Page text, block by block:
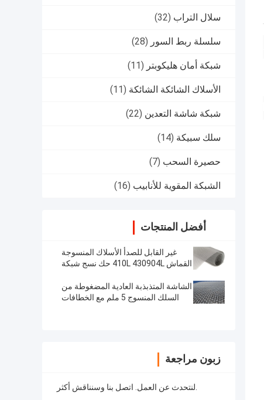
سلال التراب (32)
سلسلة ربط السور (28)
شبكة أمان هليكوبتر (11)
الأسلاك الشائكة الشائكة (11)
شبكة شاشة التعدين (22)
سلك سبيكة (14)
حصيرة السحب (7)
الشبكة المقوية للأنابيب (16)
أفضل المنتجات
غير القابل للصدأ الأسلاك المنسوجة
القماش 410L 430904L حك نسج شبكة
الشاشة المتذبذبة العادية المضغوطة من
السلك المنسوج 5 ملم مع الخطافات
زبون مراجعة
لنتحدث عن العمل. اتصل بنا وسنناقش أكثر.